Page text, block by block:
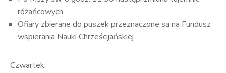
różańcowych.
Ofiary zbierane do puszek przeznaczone są na Fundusz
wspierania Nauki Chrześcijańskiej.
Czwartek: